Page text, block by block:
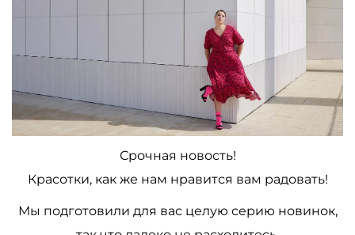
Срочная новость!
Красотки, как же нам нравится вам радовать!
Мы подготовили для вас целую серию новинок,